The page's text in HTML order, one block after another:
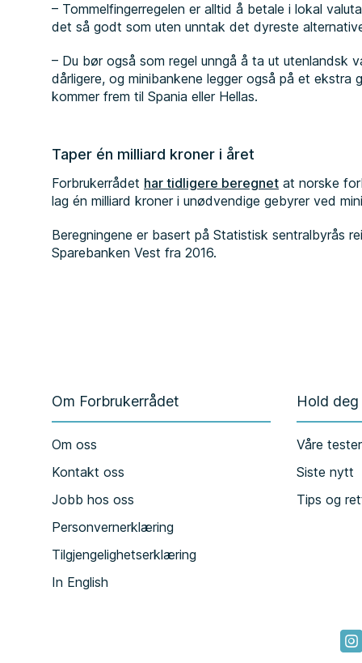
– Tommelfingerregelen er alltid å betale i lokal
det så godt som uten unntak det dyreste
– Du bør også som regel unngå å ta ut utenlandsk
dårligere, og minibankene legger også på et ekstra
kommer frem til Spania eller Hellas.
Taper én milliard kroner i året
Forbrukerrådet har tidligere beregnet at norske
lag én milliard kroner i unødvendige gebyrer ved
Beregningene er basert på Statistisk sentralbyrås
Sparebanken Vest fra 2016.
Om Forbrukerrådet
Om oss
Kontakt oss
Jobb hos oss
Personvernerklæring
Tilgjengelighetserklæring
In English
Hold
Våre tester
Siste nytt
Tips og